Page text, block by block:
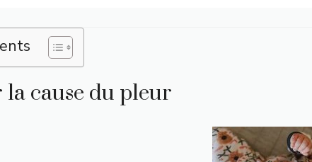
la cause du pleur